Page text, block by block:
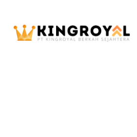
content